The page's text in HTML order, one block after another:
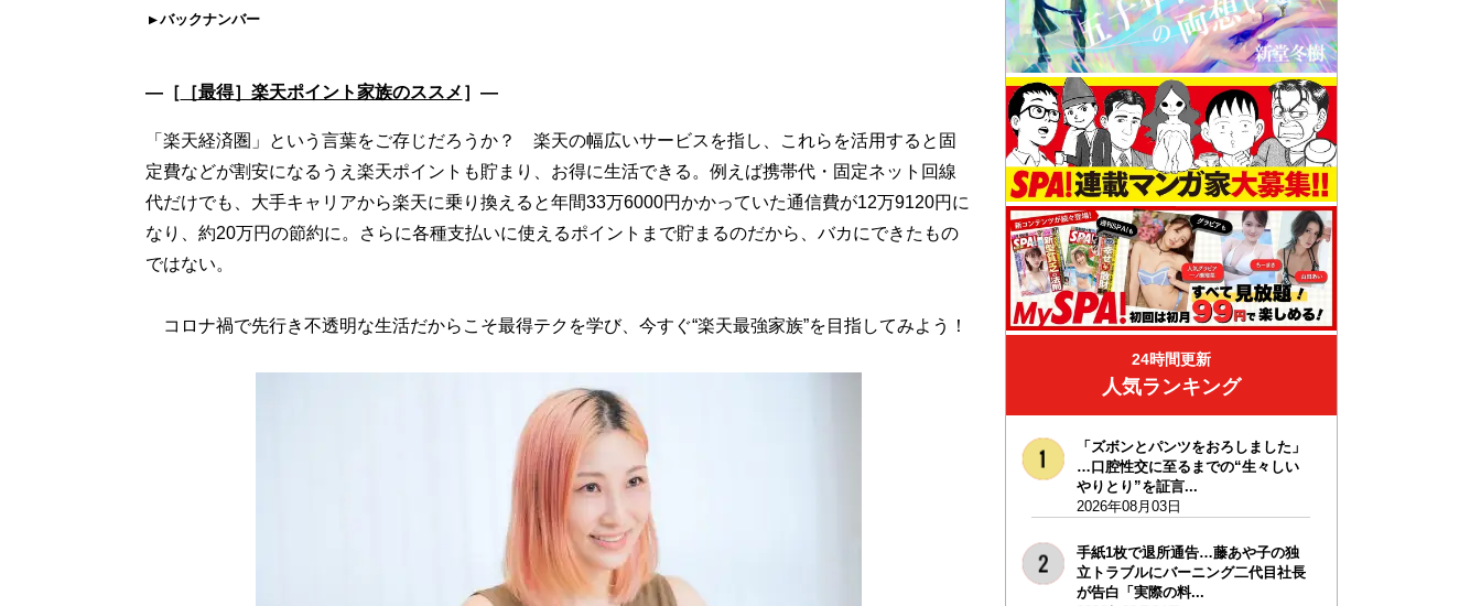
バックナンバー
―［ ［最得］楽天ポイント家族のススメ ］―
「楽天経済圏」という言葉をご存じだろうか？ 楽天の幅広いサービスを指し、これらを活用すると固
定費などが割安になるうえ楽天ポイントも貯まり、お得に生活できる。例えば携帯代・固定ネット回線
代だけでも、大手キャリアから楽天に乗り換えると年間33万6000円かかっていた通信費が12万9120円に
なり、約20万円の節約に。さらに各種支払いに使えるポイントまで貯まるのだから、バカにできたもの
ではない。
コロナ禍で先行き不透明な生活だからこそ最得テクを学び、今すぐ“楽天最強家族”を目指してみよう！
24時間更新
人気ランキング
「ズボンとパンツをおろしました」
…口腔性交に至るまでの“生々しい
やりとり”を証言...
2026年08月03日
手紙1枚で退所通告…藤あや子の独
立トラブルにバーニング二代目社長
が告白「実際の料...